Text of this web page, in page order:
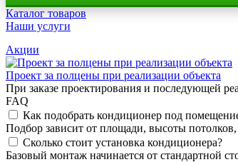
Каталог товаров
Наши услуги
Акции
Проект за полцены при реализации объекта
При заказе проектирования и последующей
FAQ
Как подобрать кондиционер под
Подбор зависит от площади, высоты
Сколько стоит установка кондиционера?
Базовый монтаж начинается от стандартной